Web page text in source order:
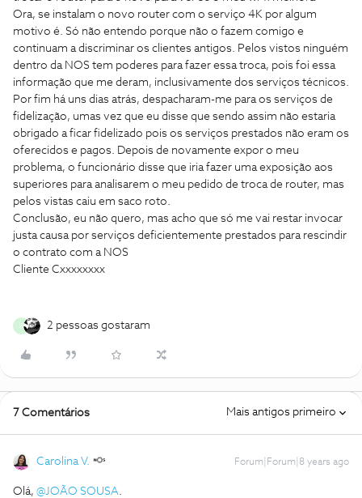
Ora, se instalam o novo router com o serviço 4K por algum
motivo é. Só não entendo porque não o fazem comigo e
continuam a discriminar os clientes antigos. Pelos vistos ninguém
dentro da NOS tem poderes para fazer essa troca, pois foi essa
informação que me deram, inclusivamente dos serviços técnicos.
Por fim há uns dias atrás, despacharam-me para os serviços de
fidelização, umas vez que eu disse que sendo assim não estaria
obrigado a ficar fidelizado pois os serviços prestados não eram os
oferecidos e pagos. Depois de novamente expor o meu
problema, o funcionário disse que iria fazer uma exposição aos
superiores para analisarem o meu pedido de troca de router, mas
pelos vistas caiu em saco roto.
Conclusão, eu não quero, mas acho que só me vai restar invocar
justa causa por serviços deficientemente prestados para rescindir
o contrato com a NOS
Cliente Cxxxxxxxx
2 pessoas gostaram
7 Comentários Mais antigos primeiro
Carolina V. Forum|Forum|8 years ago
Olá, @JOÃO SOUSA.